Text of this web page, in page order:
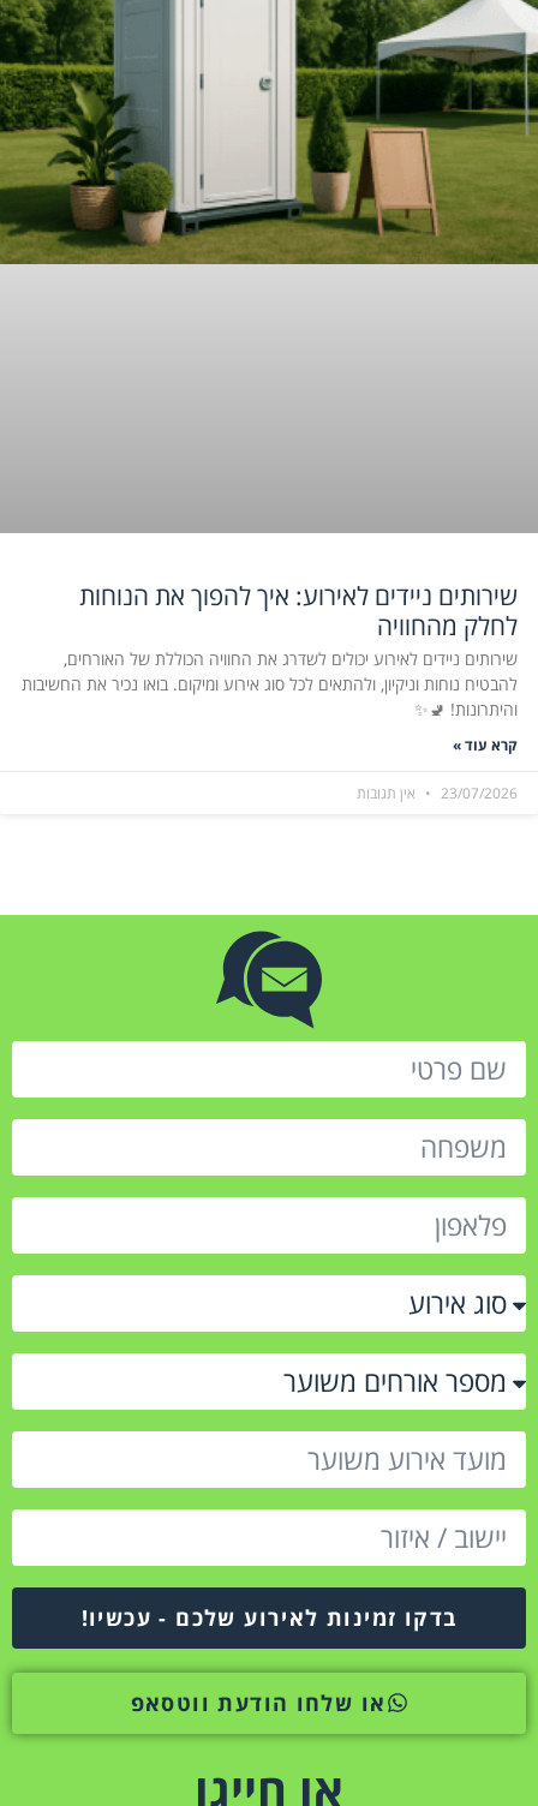
שירותים ניידים לאירוע: איך להפוך את הנוחות
לחלק מהחוויה
שירותים ניידים לאירוע יכולים לשדרג את החוויה הכוללת של האורחים,
להבטיח נוחות וניקיון, ולהתאים לכל סוג אירוע ומיקום. בואו נכיר את החשיבות
והיתרונות! 🚽✨
קרא עוד »
23/07/2026 אין תגובות
בדקו זמינות לאירוע שלכם - עכשיו!
או שלחו הודעת ווטסאפ
או חייגו